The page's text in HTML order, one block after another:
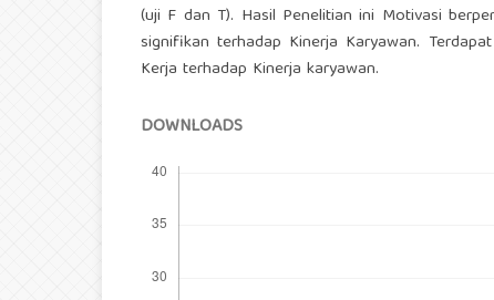
(uji F dan T). Hasil Penelitian ini Motivasi
signifikan terhadap Kinerja Karyawan.
Kerja terhadap Kinerja karyawan.
DOWNLOADS